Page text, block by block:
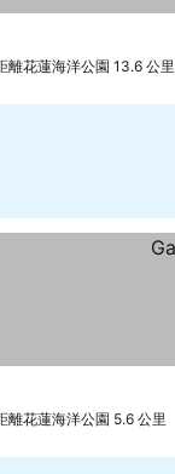
離花蓮海洋公園 13.6 公里
離花蓮海洋公園 5.6 公里